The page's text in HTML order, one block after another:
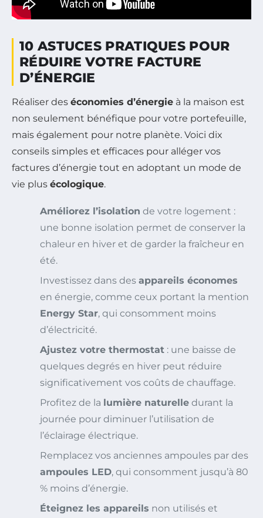
10 ASTUCES PRATIQUES POUR
RÉDUIRE VOTRE FACTURE
D’ÉNERGIE
Réaliser des économies d’énergie à la maison est
non seulement bénéfique pour votre portefeuille,
mais également pour notre planète. Voici dix
conseils simples et efficaces pour alléger vos
factures d’énergie tout en adoptant un mode de
vie plus écologique.
Améliorez l’isolation de votre logement :
une bonne isolation permet de conserver la
chaleur en hiver et de garder la fraîcheur en
été.
Investissez dans des appareils économes
en énergie, comme ceux portant la mention
Energy Star, qui consomment moins
d’électricité.
Ajustez votre thermostat : une baisse de
quelques degrés en hiver peut réduire
significativement vos coûts de chauffage.
Profitez de la lumière naturelle durant la
journée pour diminuer l’utilisation de
l’éclairage électrique.
Remplacez vos anciennes ampoules par des
ampoules LED, qui consomment jusqu’à 80
% moins d’énergie.
Éteignez les appareils non utilisés et